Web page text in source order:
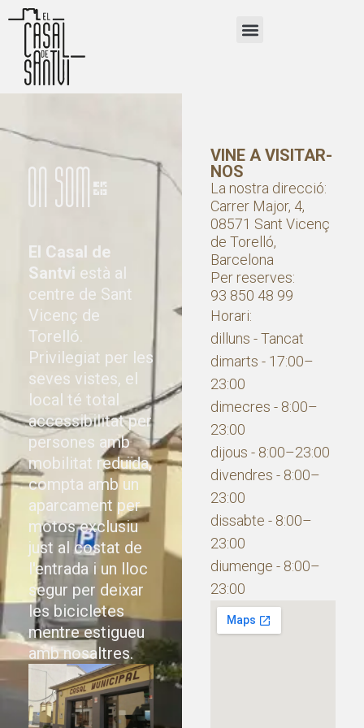
On som?
El Casal de
Santvi està al
centre de Sant
Vicenç de
Torelló.
Privilegiat per les
seves vistes, el
local té total
accessibilitat per
persones amb
mobilitat reduïda,
compta amb un
aparcament per
motos exclusiu
just al costat de
l'entrada i un lloc
segur per deixar
les bicicletes
mentre estigueu
amb nosaltres.
VINE A VISITAR-
NOS
La nostra direcció:
Carrer Major, 4,
08571 Sant Vicenç
de Torelló,
Barcelona
Per reserves:
93 850 48 99
Horari:
dilluns - Tancat
dimarts - 17:00–
23:00
dimecres - 8:00–
23:00
dijous - 8:00–23:00
divendres - 8:00–
23:00
dissabte - 8:00–
23:00
diumenge - 8:00–
23:00